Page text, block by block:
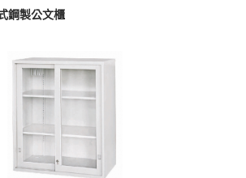
MORE >
鋼製公文櫃